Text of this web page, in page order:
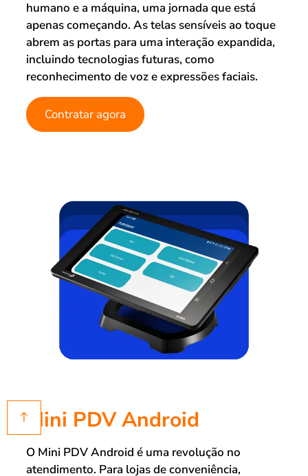
humano e a máquina, uma jornada que está
apenas começando. As telas sensíveis ao toque
abrem as portas para uma interação expandida,
incluindo tecnologias futuras, como
reconhecimento de voz e expressões faciais.
Contratar agora
Mini PDV Android
O Mini PDV Android é uma revolução no
atendimento. Para lojas de conveniência,